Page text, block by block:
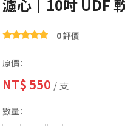
濾心｜10吋 UDF
0 評價
原價：
NT$550 / 支
數量：